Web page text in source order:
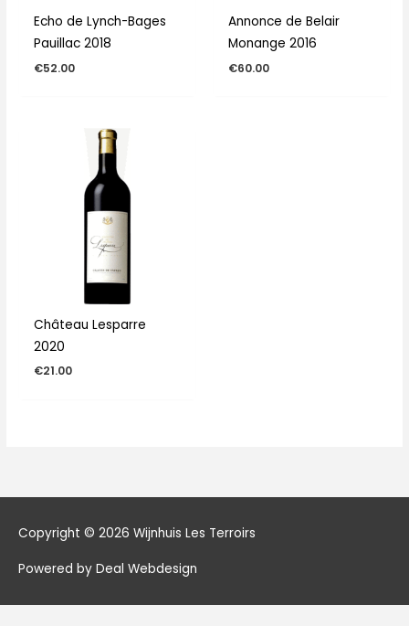
Echo de Lynch-Bages
Pauillac 2018
€52.00
Annonce de Belair
Monange 2016
€60.00
Château Lesparre
2020
€21.00
Copyright © 2026 Wijnhuis Les Terroirs
Powered by Deal Webdesign